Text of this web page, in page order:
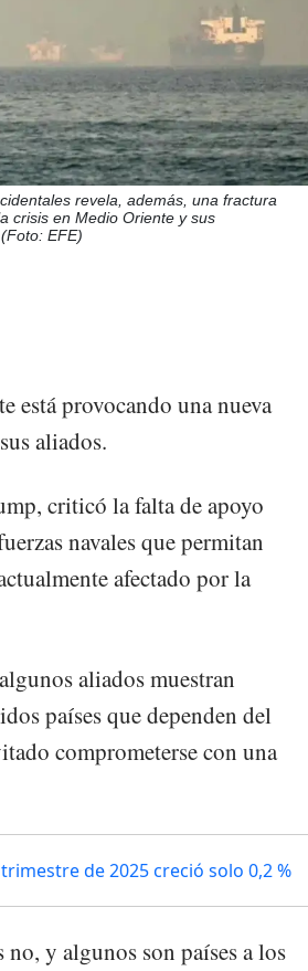
revela, además, una fractura
crisis en Medio Oriente y sus
EFE)
está provocando una nueva
aliados.
criticó la falta de apoyo
navales que permitan
afectado por la
aliados muestran
países que dependen del
comprometerse con una
de 2025 creció solo 0,2 %
y algunos son países a los